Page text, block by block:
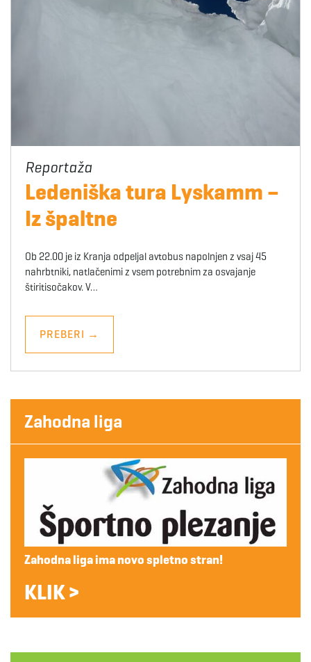
Ledeniška tura Lyskamm –
Iz špaltne
Ob 22.00 je iz Kranja odpeljal avtobus napolnjen z vsaj 45
nahrbtniki, natlačenimi z vsem potrebnim za osvajanje
štiritisočakov. V…
PREBERI →
Zahodna liga
Zahodna liga ima novo spletno stran!
KLIK >